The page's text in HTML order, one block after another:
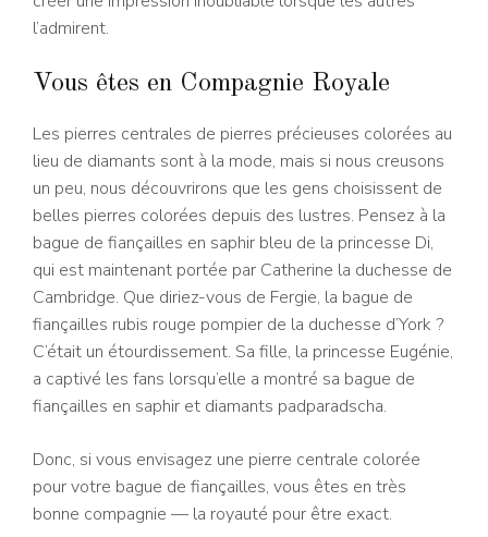
l’admirent.
Vous êtes en Compagnie Royale
Les pierres centrales de pierres précieuses colorées au
lieu de diamants sont à la mode, mais si nous creusons
un peu, nous découvrirons que les gens choisissent de
belles pierres colorées depuis des lustres. Pensez à la
bague de fiançailles en saphir bleu de la princesse Di,
qui est maintenant portée par Catherine la duchesse de
Cambridge. Que diriez-vous de Fergie, la bague de
fiançailles rubis rouge pompier de la duchesse d’York ?
C’était un étourdissement. Sa fille, la princesse Eugénie,
a captivé les fans lorsqu’elle a montré sa bague de
fiançailles en saphir et diamants padparadscha.
Donc, si vous envisagez une pierre centrale colorée
pour votre bague de fiançailles, vous êtes en très
bonne compagnie — la royauté pour être exact.